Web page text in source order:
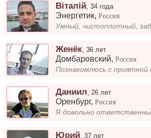
Віталій,34 года
Энергетик,Россия
Женёк ,36 лет
Домбаровский,Россия
Даниил 26 лет
Оренбург,Россия
Юрий ,37 лет